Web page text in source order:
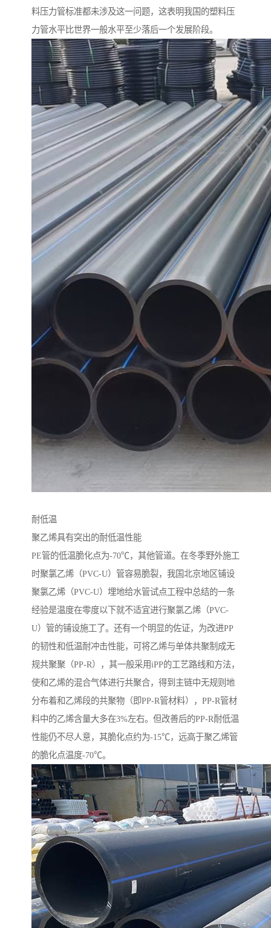
料压力管标准都未涉及这一问题，这表明我国的塑料压
力管水平比世界一般水平至少落后一个发展阶段。
耐低温
聚乙烯具有突出的耐低温性能
PE管的低温脆化点为-70℃，其他管道。在冬季野外施工
时聚氯乙烯（PVC-U）管容易脆裂，我国北京地区铺设
聚氯乙烯（PVC-U）埋地给水管试点工程中总结的一条
经验是温度在零度以下就不适宜进行聚氯乙烯（PVC-
U）管的铺设施工了。还有一个明显的佐证，为改进PP
的韧性和低温耐冲击性能，可将乙烯与单体共聚制成无
规共聚聚（PP-R），其一般采用iPP的工艺路线和方法，
使和乙烯的混合气体进行共聚合，得到主链中无规则地
分布着和乙烯段的共聚物（即PP-R管材料），PP-R管材
料中的乙烯含量大多在3%左右。但改善后的PP-R耐低温
性能仍不尽人意，其脆化点约为-15℃，远高于聚乙烯管
的脆化点温度-70℃。